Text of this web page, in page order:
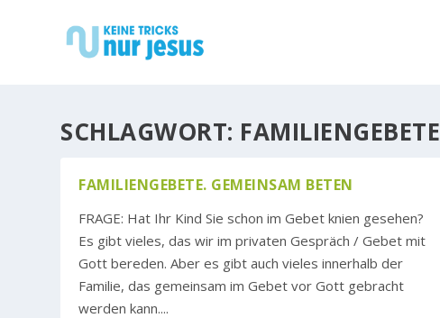
SCHLAGWORT: FAMILIENGEBETE
FAMILIENGEBETE. GEMEINSAM BETEN
FRAGE: Hat Ihr Kind Sie schon im Gebet knien gesehen?
Es gibt vieles, das wir im privaten Gespräch / Gebet mit
Gott bereden. Aber es gibt auch vieles innerhalb der
Familie, das gemeinsam im Gebet vor Gott gebracht
werden kann....